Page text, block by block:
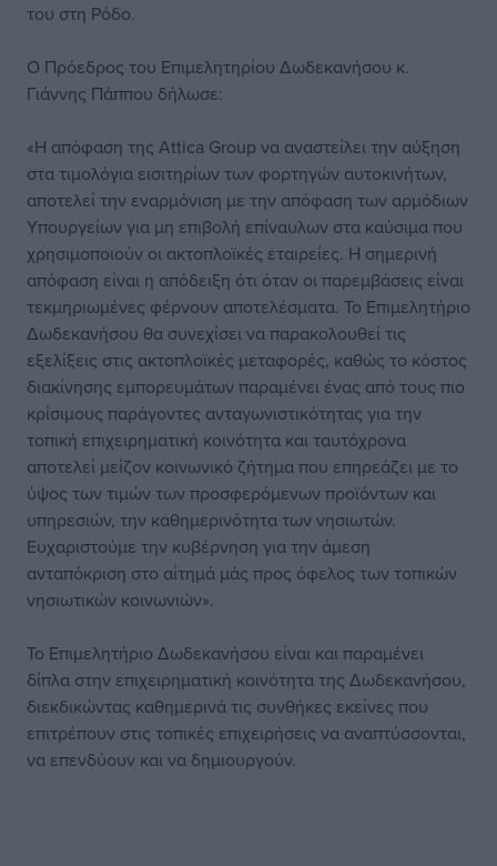
του στη Ρόδο.
Ο Πρόεδρος του Επιμελητηρίου Δωδεκανήσου κ.
Γιάννης Πάππου δήλωσε:
«Η απόφαση της Attica Group να αναστείλει την αύξηση
στα τιμολόγια εισιτηρίων των φορτηγών αυτοκινήτων,
αποτελεί την εναρμόνιση με την απόφαση των αρμόδιων
Υπουργείων για μη επιβολή επίναυλων στα καύσιμα που
χρησιμοποιούν οι ακτοπλοϊκές εταιρείες. Η σημερινή
απόφαση είναι η απόδειξη ότι όταν οι παρεμβάσεις είναι
τεκμηριωμένες φέρνουν αποτελέσματα. Το Επιμελητήριο
Δωδεκανήσου θα συνεχίσει να παρακολουθεί τις
εξελίξεις στις ακτοπλοϊκές μεταφορές, καθώς το κόστος
διακίνησης εμπορευμάτων παραμένει ένας από τους πιο
κρίσιμους παράγοντες ανταγωνιστικότητας για την
τοπική επιχειρηματική κοινότητα και ταυτόχρονα
αποτελεί μείζον κοινωνικό ζήτημα που επηρεάζει με το
ύψος των τιμών των προσφερόμενων προϊόντων και
υπηρεσιών, την καθημερινότητα των νησιωτών.
Ευχαριστούμε την κυβέρνηση για την άμεση
ανταπόκριση στο αίτημά μάς προς όφελος των τοπικών
νησιωτικών κοινωνιών».
Το Επιμελητήριο Δωδεκανήσου είναι και παραμένει
δίπλα στην επιχειρηματική κοινότητα της Δωδεκανήσου,
διεκδικώντας καθημερινά τις συνθήκες εκείνες που
επιτρέπουν στις τοπικές επιχειρήσεις να αναπτύσσονται,
να επενδύουν και να δημιουργούν.